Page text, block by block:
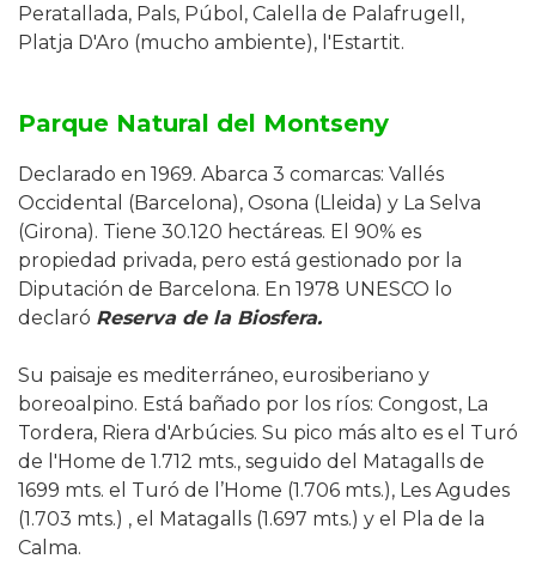
Peratallada, Pals, Púbol, Calella de Palafrugell,
Platja D'Aro (mucho ambiente), l'Estartit.
Parque Natural del Montseny
Declarado en 1969. Abarca 3 comarcas: Vallés
Occidental (Barcelona), Osona (Lleida) y La Selva
(Girona). Tiene 30.120 hectáreas. El 90% es
propiedad privada, pero está gestionado por la
Diputación de Barcelona. En 1978 UNESCO lo
declaró Reserva de la Biosfera.
Su paisaje es mediterráneo, eurosiberiano y
boreoalpino. Está bañado por los ríos: Congost, La
Tordera, Riera d'Arbúcies. Su pico más alto es el Turó
de l'Home de 1.712 mts., seguido del Matagalls de
1699 mts. el Turó de l’Home (1.706 mts.), Les Agudes
(1.703 mts.) , el Matagalls (1.697 mts.) y el Pla de la
Calma.